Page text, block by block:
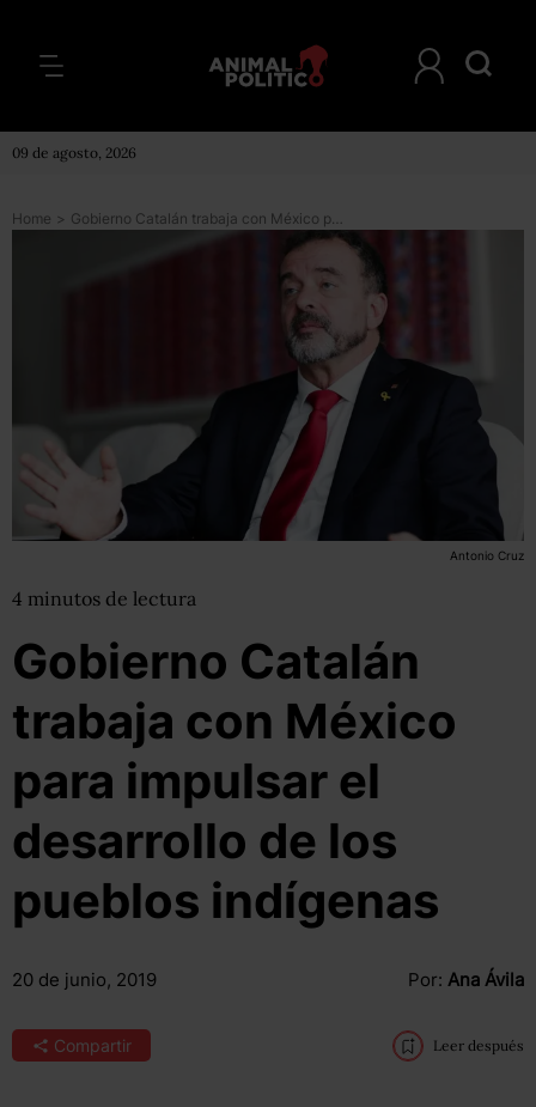
09 de agosto, 2026
Home > Gobierno Catalán trabaja con México para impulsar el desarrollo de los pueblos indígenas
Antonio Cruz
4 minutos de lectura
Gobierno Catalán
trabaja con México
para impulsar el
desarrollo de los
pueblos indígenas
20 de junio, 2019 Por: Ana Ávila
Compartir Leer después